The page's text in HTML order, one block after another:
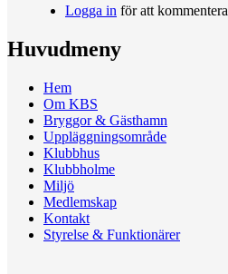
Logga in för att kommentera
Huvudmeny
Hem
Om KBS
Bryggor & Gästhamn
Uppläggningsområde
Klubbhus
Klubbholme
Miljö
Medlemskap
Kontakt
Styrelse & Funktionärer